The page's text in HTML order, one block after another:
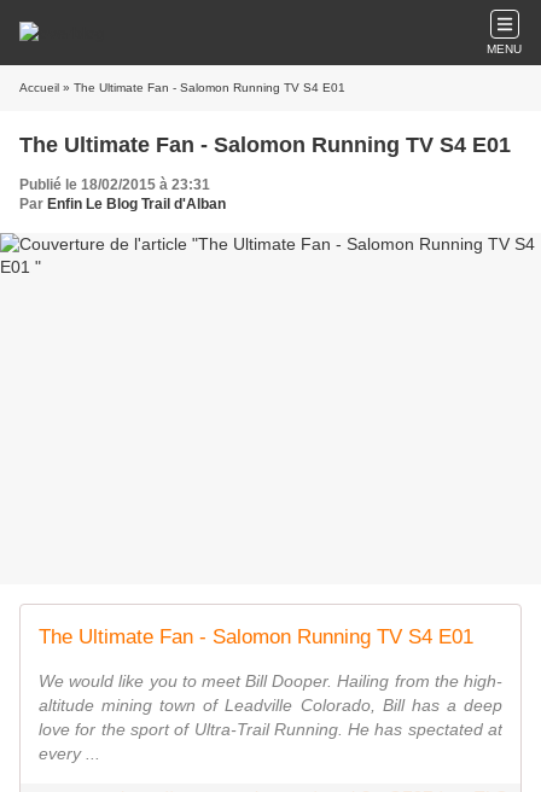
MENU
Accueil » The Ultimate Fan - Salomon Running TV S4 E01
The Ultimate Fan - Salomon Running TV S4 E01
Publié le 18/02/2015 à 23:31
Par Enfin Le Blog Trail d'Alban
The Ultimate Fan - Salomon Running TV S4 E01
We would like you to meet Bill Dooper. Hailing from the high-
altitude mining town of Leadville Colorado, Bill has a deep
love for the sport of Ultra-Trail Running. He has spectated at
every ...